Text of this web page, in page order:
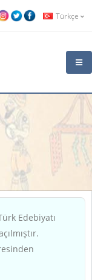
Türkçe
Edebiyatı